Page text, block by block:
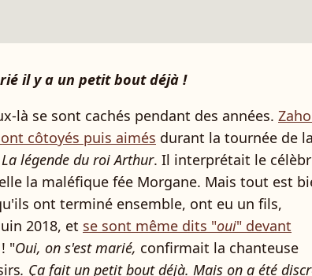
il y a un petit bout déjà !
là se sont cachés pendant des années.
côtoyés puis aimés durant la tournée de la
La légende du roi Arthur. Il interprétait le
la maléfique fée Morgane. Mais tout est
ont terminé ensemble, ont eu un fils,
2018, et se sont même dits "oui" devant
! "Oui, on s'est marié, confirmait la chanteuse
. Ça fait un petit bout déjà. Mais on a été